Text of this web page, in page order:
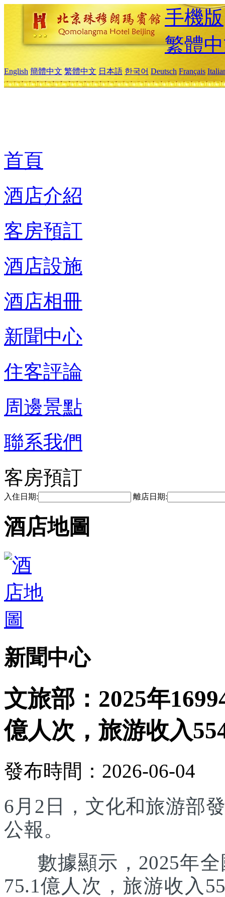
手機版
繁體
English 簡體中文 繁體中文 日本語 한국어 Deutsch Français
首頁
酒店介紹
客房預訂
酒店設施
酒店相冊
新聞中心
住客評論
周邊景點
聯系我們
客房預訂
入住日期: 離店日期:
酒店地圖
新聞中心
文旅部：2025年
億人次，旅游收入
發布時間：2026-06-04
6月2日，文化和旅游部
公報。
數據顯示，2025年全
75.1億人次，旅游收入